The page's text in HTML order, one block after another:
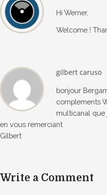
Hi Werner,
Welcome !
gilbert caruso
bonjour
complements
multicanal que
en vous remerciant
Gilbert
Write a Comment